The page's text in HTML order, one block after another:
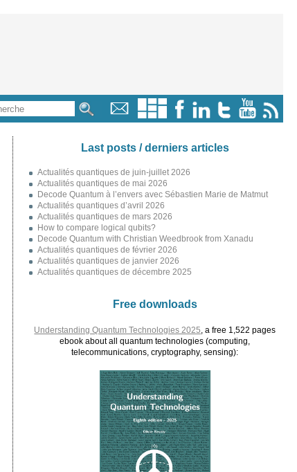
Last posts / derniers articles
Actualités quantiques de juin-juillet 2026
Actualités quantiques de mai 2026
Decode Quantum à l’envers avec Sébastien Marie de Matmut
Actualités quantiques d’avril 2026
Actualités quantiques de mars 2026
How to compare logical qubits?
Decode Quantum with Christian Weedbrook from Xanadu
Actualités quantiques de février 2026
Actualités quantiques de janvier 2026
Actualités quantiques de décembre 2025
Free downloads
Understanding Quantum Technologies 2025 , a free 1,522 pages
ebook about all quantum technologies (computing,
telecommunications, cryptography, sensing):